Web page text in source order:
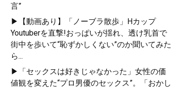
言”
▶【動画あり】「ノーブラ散歩」Hカップ
Youtuberを直撃!おっぱいが揺れ、透け乳首で
街中を歩いて“恥ずかしくない”のか聞いてみた
ら...
▶「セックスは好きじゃなかった」女性の価
値観を変えた“プロ男優のセックス”。「おかし